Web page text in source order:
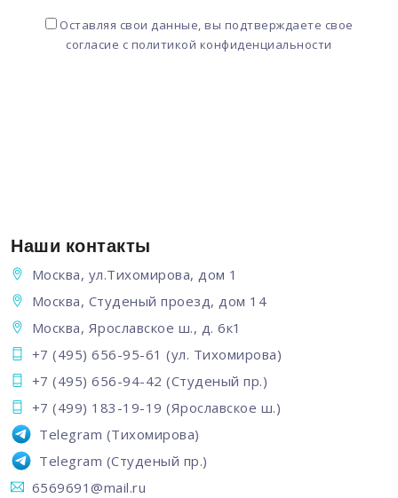
Оставляя свои данные, вы подтверждаете свое
согласие с политикой конфиденциальности
Наши контакты
Москва, ул.Тихомирова, дом 1
Москва, Студеный проезд, дом 14
Москва, Ярославское ш., д. 6к1
+7 (495) 656-95-61 (ул. Тихомирова)
+7 (495) 656-94-42 (Студеный пр.)
+7 (499) 183-19-19 (Ярославское ш.)
Telegram (Тихомирова)
Telegram (Студеный пр.)
6569691@mail.ru